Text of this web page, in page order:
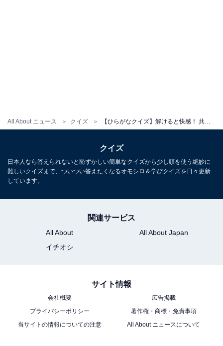
All About ニュース クイズ
クイズ
日本人なら答えられないと恥ずかしい簡単なクイズから少し頭を使う絶妙に
難しいクイズまで、ついつい答えたくなるオモシロ＆学びクイズを日々更新
しています。
関連サービス
All About
All About Japan
イチオシ
サイト情報
会社概要
広告掲載
プライバシーポリシー
著作権・商標・免責事項
当サイトの情報についての注意
All About ニュースについて